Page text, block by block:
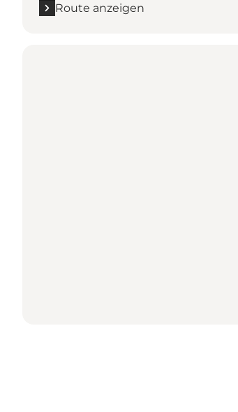
Route anzeigen